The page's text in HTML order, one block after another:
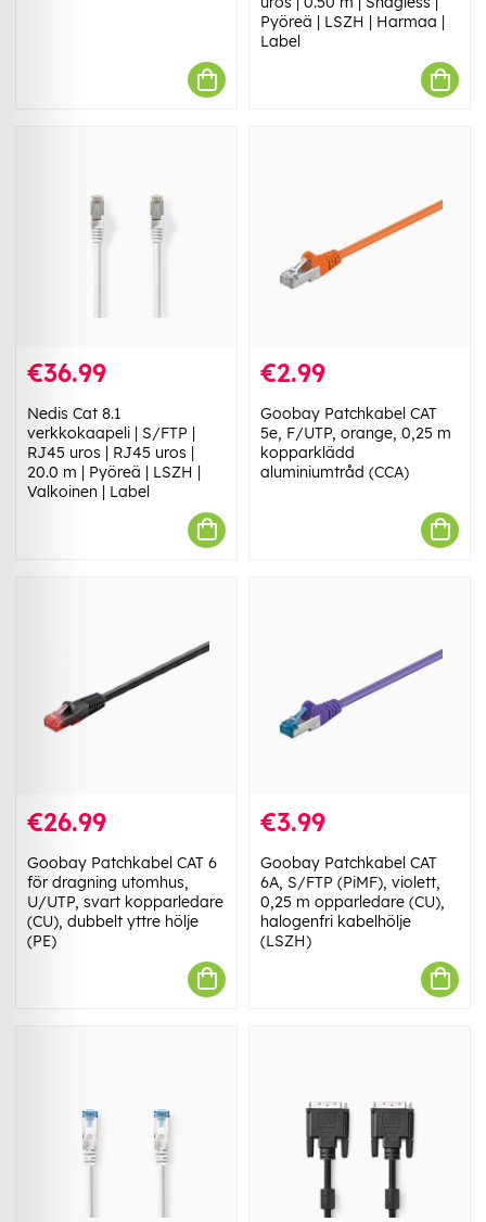
Pyöreä | LSZH | Harmaa |
Label
€36.99
Nedis Cat 8.1
verkkokaapeli | S/FTP |
RJ45 uros | RJ45 uros |
20.0 m | Pyöreä | LSZH |
Valkoinen | Label
€2.99
Goobay Patchkabel CAT
5e, F/UTP, orange, 0,25 m
kopparklädd
aluminiumtråd (CCA)
€26.99
Goobay Patchkabel CAT 6
för dragning utomhus,
U/UTP, svart kopparledare
(CU), dubbelt yttre hölje
(PE)
€3.99
Goobay Patchkabel CAT
6A, S/FTP (PiMF), violett,
0,25 m opparledare (CU),
halogenfri kabelhölje
(LSZH)